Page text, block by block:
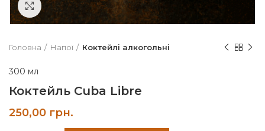
Click to enlarge
Головна Напої Коктейлі алкогольні
300 мл
Коктейль Cuba Libre
250,00 грн.